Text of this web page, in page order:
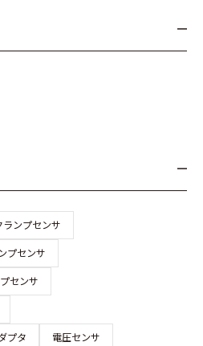
ンプセンサ
プセンサ
センサ
プタ
電圧センサ